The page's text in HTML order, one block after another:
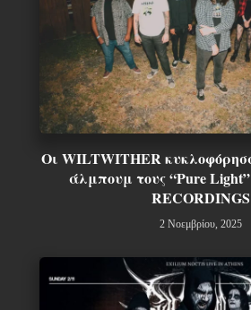
Οι WILTWITHER
άλμπουμ τους “Pure
RECORDINGS
2 Νοεμβρίου, 2025